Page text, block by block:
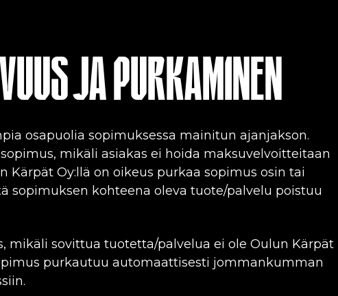
JA PURKAMINEN
osapuolia sopimuksessa mainitun ajanjakson.
mikäli asiakas ei hoida maksuvelvoitteitaan
Oy:llä on oikeus purkaa sopimus osin tai
sopimuksen kohteena oleva tuote/palvelu poistuu
mikäli sovittua tuotetta/palvelua ei ole Oulun Kärpät
purkautuu automaattisesti jommankumman